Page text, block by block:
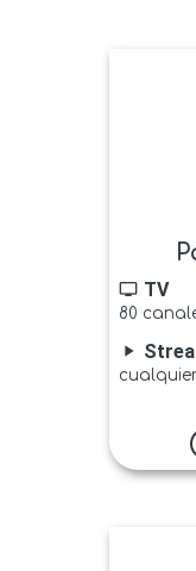
tv TV
80
play_arrow